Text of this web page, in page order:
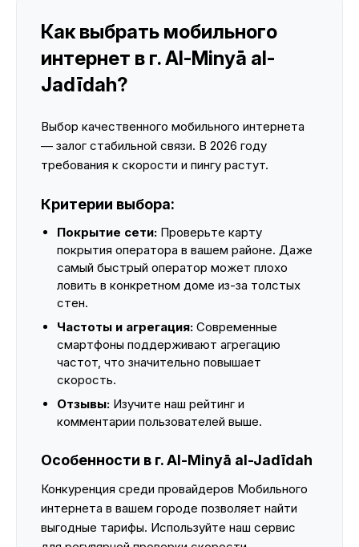
Как выбрать мобильного
интернет в г. Al-Minyā al-
Jadīdah?
Выбор качественного мобильного интернета
— залог стабильной связи. В 2026 году
требования к скорости и пингу растут.
Критерии выбора:
Покрытие сети: Проверьте карту
покрытия оператора в вашем районе. Даже
самый быстрый оператор может плохо
ловить в конкретном доме из-за толстых
стен.
Частоты и агрегация: Современные
смартфоны поддерживают агрегацию
частот, что значительно повышает
скорость.
Отзывы: Изучите наш рейтинг и
комментарии пользователей выше.
Особенности в г. Al-Minyā al-Jadīdah
Конкуренция среди провайдеров Мобильного
интернета в вашем городе позволяет найти
выгодные тарифы. Используйте наш сервис